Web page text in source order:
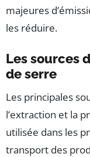
majeures
les réduire.
Les sources
de serre
Les principales
l’extraction et la
utilisée dans les
transport des